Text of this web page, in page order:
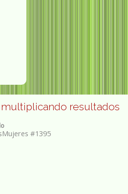
resultados
#1395